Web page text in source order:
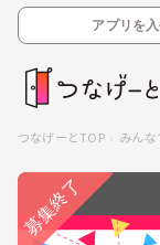
アプリを
つなげーとTOP みん